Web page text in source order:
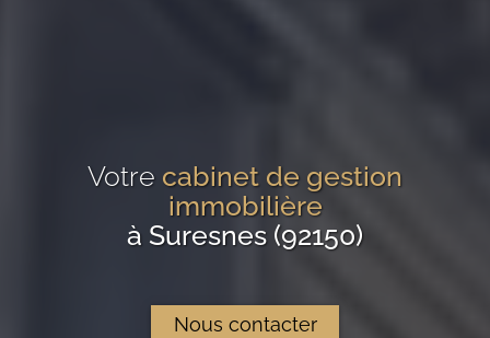
Votre cabinet de gestion
immobilière
à Suresnes (92150)
Nous contacter